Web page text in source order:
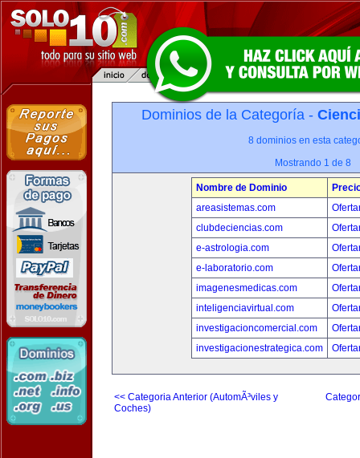
Dominios de la Categoría -
8 dominios en esta
Mostrando 1 de 8
Nombre de Dominio
areasistemas.com
clubdeciencias.com
e-astrologia.com
e-laboratorio.com
imagenesmedicas.com
inteligenciavirtual.com
investigacioncomercial.com
investigacionestrategica.com
<< Categoria Anterior (AutomÃ³viles y
Coches)